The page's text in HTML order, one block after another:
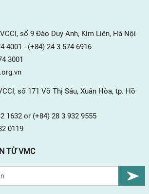
số 9 Đào Duy Anh, Kim Liên, Hà Nội
4001 - (+84) 24 3 574 6916
3001
số 171 Võ Thị Sáu, Xuân Hòa, tp. Hồ
1632 or (+84) 28 3 932 9555
0119
TỪ VMC